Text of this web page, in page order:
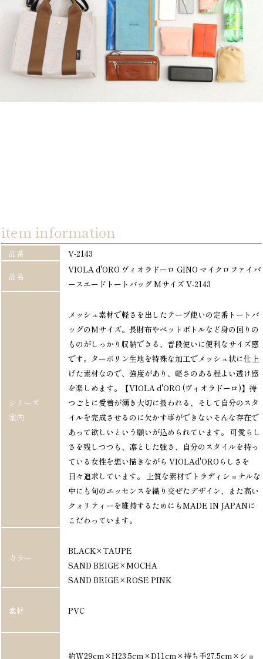
item information
品番 V-2143
品名
VIOLA d'ORO ヴィオラドーロ GINO マイクロファイバ
ースエードトートバッグ Mサイズ V-2143
シリーズ
案内
メッシュ素材で軽さを出したテープ使いの定番トートバ
ッグのMサイズ。長財布やペットボトルなど身の回りの
ものがしっかり収納できる、普段使いに便利なサイズ感
です。ターポリン生地を特殊な加工でメッシュ状に仕上
げた素材なので、強度があり、軽さのある程よい透け感
を楽しめます。【VIOLA d'ORO (ヴィオラドーロ)】持
つごとに愛着が湧き大切に扱われる、そして自分のスタ
イルを完成させるのに欠かす事ができないそんな存在で
あって欲しいという願いが込められています。 可愛らし
さを残しつつも、凛とした強さ、自分のスタイルを持っ
ている女性を想い描きながら VIOLAd'OROらしさを
日々追求しています。 上質な素材でトラディショナルな
中にも旬のエッセンスを織り交ぜたデザイン、また高い
クォリティーを維持するためにもMADE IN JAPANに
こだわっています。
カラー
BLACK×TAUPE
SAND BEIGE×MOCHA
SAND BEIGE×ROSE PINK
素材 PVC
約W29cm×H23.5cm×D11cm×持ち手27.5cm×ショ